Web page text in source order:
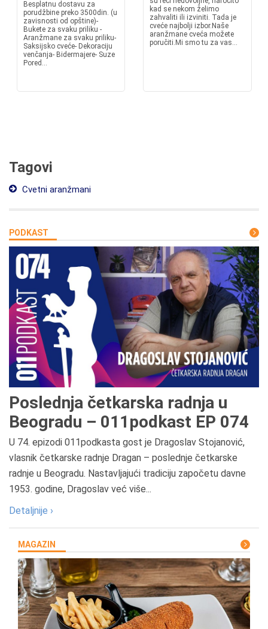
Besplatnu dostavu za
porudžbine preko 3500din. (u
zavisnosti od opštine)-
Bukete za svaku priliku -
Aranžmane za svaku priliku-
Saksijsko cveće- Dekoraciju
venčanja- Bidermajere- Suze
Pored...
kad se nekom želimo
zahvaliti ili izviniti. Tada je
cveće najbolji izbor.Naše
aranžmane cveća možete
poručiti.Mi smo tu za vas...
Tagovi
Cvetni aranžmani
PODKAST
Poslednja četkarska radnja u
Beogradu – 011podkast EP 074
U 74. epizodi 011podkasta gost je Dragoslav Stojanović,
vlasnik četkarske radnje Dragan – poslednje četkarske
radnje u Beogradu. Nastavljajući tradiciju započetu davne
1953. godine, Dragoslav već više...
Detaljnije ›
MAGAZIN